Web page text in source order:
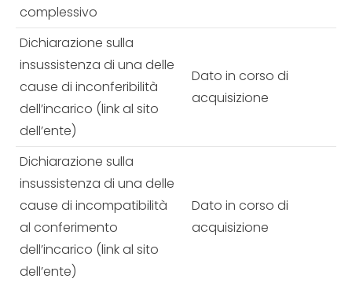
complessivo
Dichiarazione sulla
insussistenza di una delle
cause di inconferibilità
dell’incarico (link al sito
dell’ente)
Dato in corso di
acquisizione
Dichiarazione sulla
insussistenza di una delle
cause di incompatibilità
al conferimento
dell’incarico (link al sito
dell’ente)
Dato in corso di
acquisizione